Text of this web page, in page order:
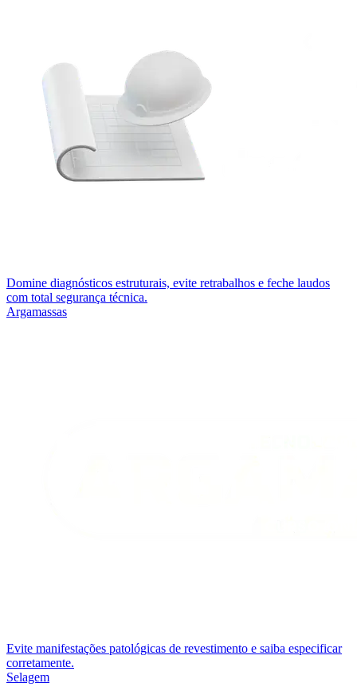
Domine diagnósticos estruturais, evite retrabalhos e feche laudos
com total segurança técnica.
Argamassas
Evite manifestações patológicas de revestimento e saiba especificar
corretamente.
Selagem